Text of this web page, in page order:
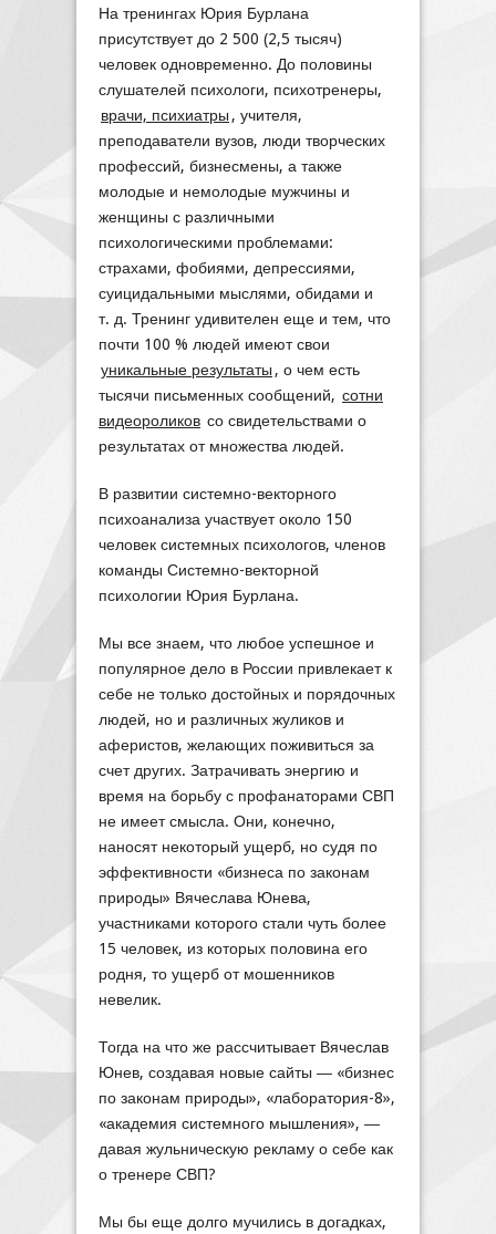
На тренингах Юрия Бурлана
присутствует до 2 500 (2,5 тысяч)
человек одновременно. До половины
слушателей психологи, психотренеры,
врачи, психиатры , учителя,
преподаватели вузов, люди творческих
профессий, бизнесмены, а также
молодые и немолодые мужчины и
женщины с различными
психологическими проблемами:
страхами, фобиями, депрессиями,
суицидальными мыслями, обидами и
т. д. Тренинг удивителен еще и тем, что
почти 100 % людей имеют свои
уникальные результаты , о чем есть
тысячи письменных сообщений, сотни
видеороликов со свидетельствами о
результатах от множества людей.
В развитии системно-векторного
психоанализа участвует около 150
человек системных психологов, членов
команды Системно-векторной
психологии Юрия Бурлана.
Мы все знаем, что любое успешное и
популярное дело в России привлекает к
себе не только достойных и порядочных
людей, но и различных жуликов и
аферистов, желающих поживиться за
счет других. Затрачивать энергию и
время на борьбу с профанаторами СВП
не имеет смысла. Они, конечно,
наносят некоторый ущерб, но судя по
эффективности «бизнеса по законам
природы» Вячеслава Юнева,
участниками которого стали чуть более
15 человек, из которых половина его
родня, то ущерб от мошенников
невелик.
Тогда на что же рассчитывает Вячеслав
Юнев, создавая новые сайты ― «бизнес
по законам природы», «лаборатория-8»,
«академия системного мышления», ―
давая жульническую рекламу о себе как
о тренере СВП?
Мы бы еще долго мучились в догадках,